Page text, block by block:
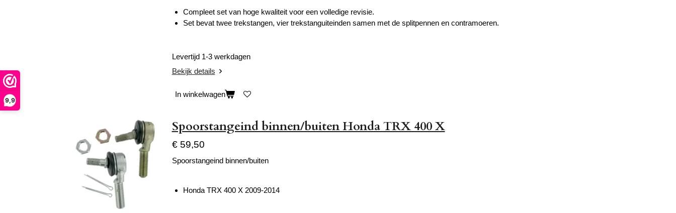
9,9
Compleet set van hoge kwaliteit voor een volledige revisie.
Set bevat twee trekstangen, vier trekstanguiteinden samen met de splitpennen en contramoeren.
Levertijd 1-3 werkdagen
Bekijk details
In winkelwagen
Spoorstangeind binnen/buiten Honda TRX 400 X
€ 59,50
Spoorstangeind binnen/buiten
Honda TRX 400 X 2009-2014